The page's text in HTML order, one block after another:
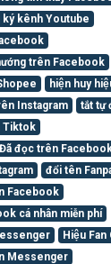
ký kênh Youtube
trên Facebook
hiện huy
Instagram
tắt tự
Tiktok
đọc trên
đổi tên
Facebook
cá nhân miễn phí
Hiệu Fan
Messenger